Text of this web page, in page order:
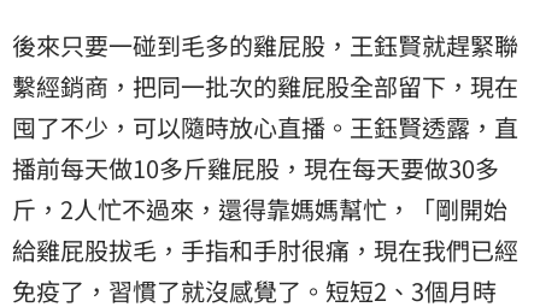
後來只要一碰到毛多的雞屁股，王鈺賢就趕緊聯
繫經銷商，把同一批次的雞屁股全部留下，現在
囤了不少，可以隨時放心直播。王鈺賢透露，直
播前每天做10多斤雞屁股，現在每天要做30多
斤，2人忙不過來，還得靠媽媽幫忙，「剛開始
給雞屁股拔毛，手指和手肘很痛，現在我們已經
免疫了，習慣了就沒感覺了。短短2、3個月時